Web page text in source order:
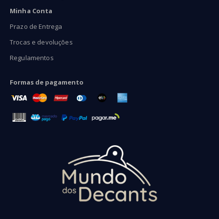
Minha Conta
Prazo de Entrega
Trocas e devoluções
Regulamentos
Formas de pagamento